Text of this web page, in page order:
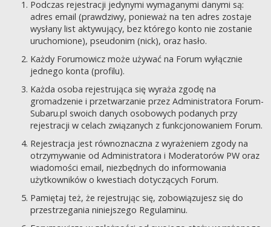
Podczas rejestracji jedynymi wymaganymi danymi są:
adres email (prawdziwy, ponieważ na ten adres zostaje
wysłany list aktywujący, bez którego konto nie zostanie
uruchomione), pseudonim (nick), oraz hasło.
Każdy Forumowicz może używać na Forum wyłącznie
jednego konta (profilu).
Każda osoba rejestrująca się wyraża zgodę na
gromadzenie i przetwarzanie przez Administratora Forum-
Subaru.pl swoich danych osobowych podanych przy
rejestracji w celach związanych z funkcjonowaniem Forum.
Rejestracja jest równoznaczna z wyrażeniem zgody na
otrzymywanie od Administratora i Moderatorów PW oraz
wiadomości email, niezbędnych do informowania
użytkowników o kwestiach dotyczących Forum.
Pamiętaj też, że rejestrując się, zobowiązujesz się do
przestrzegania niniejszego Regulaminu.